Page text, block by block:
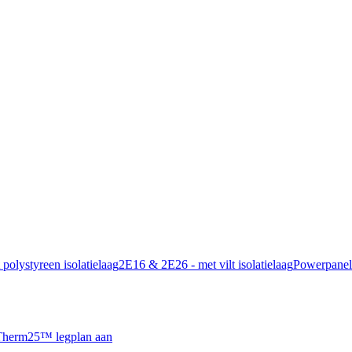
isolatielaag2E16 & 2E26 - met vilt isolatielaagPowerpanel
legplan aan